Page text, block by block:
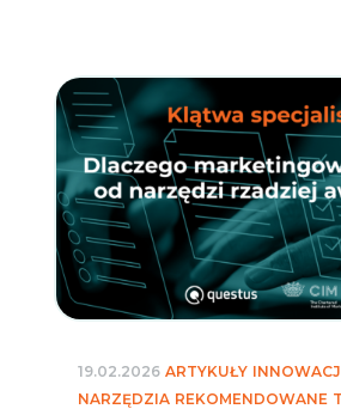
19.02.2026 ARTYKUŁY
NARZĘDZIA REKOMENDOWANE